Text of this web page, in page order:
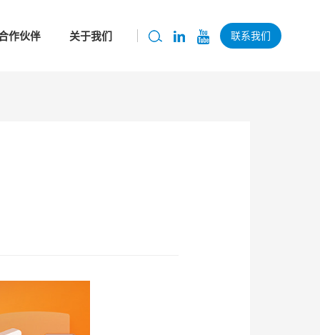
作伙伴 关于我们 联系我们